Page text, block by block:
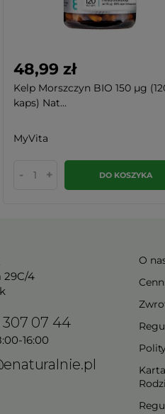
48,99 zł
Kelp Morszczyn BIO 150 µg
kaps) Nat...
MyVita
- + DO KOSZYKA
29C/4
307 07 44
16:00
O